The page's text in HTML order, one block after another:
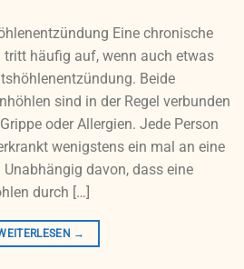
Eine chronische
häufig auf, wenn auch etwas
Beide
sind in der Regel verbunden
oder Allergien. Jede Person
wenigstens ein mal an eine
davon, dass eine
durch […]
→